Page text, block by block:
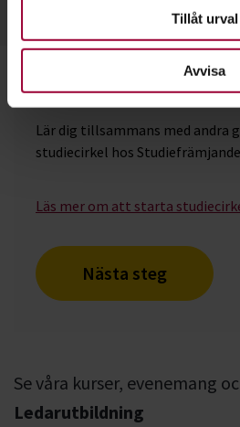
Tillåt urval
Avvisa
Starta en
Lär dig tillsammans med andra
studiecirkel hos
Läs mer om att starta
Nästa steg
Se våra kurser, evenemang
Ledarutbildning